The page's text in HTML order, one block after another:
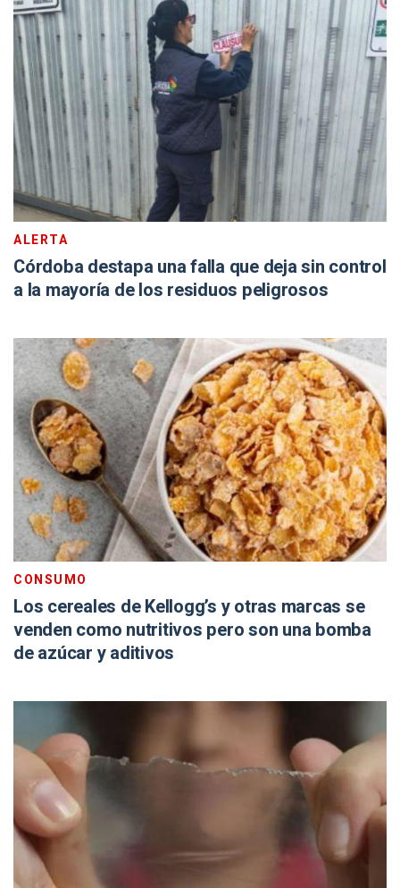
ALERTA
Córdoba destapa una falla que deja sin control
a la mayoría de los residuos peligrosos
CONSUMO
Los cereales de Kellogg’s y otras marcas se
venden como nutritivos pero son una bomba
de azúcar y aditivos